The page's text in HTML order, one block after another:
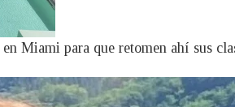
Miami para que retomen ahí sus